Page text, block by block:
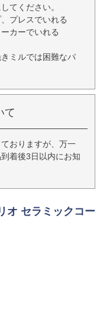
てください。
プレスでいれる
カーでいれる
ミルでは困難なパ
て
おりますが、万一
着後3日以内にお知
オ セラミックコー